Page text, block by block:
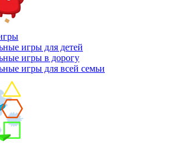
игры для детей
игры в дорогу
игры для всей семьи